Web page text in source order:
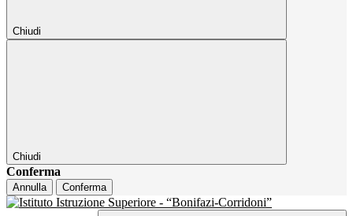
Chiudi
Chiudi
Conferma
Annulla Conferma